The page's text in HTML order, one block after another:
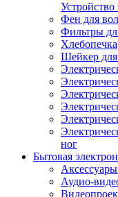
Фен для
Фильтры
Хлебопечка
Шейкер для
ног
Бытовая
Аудио-